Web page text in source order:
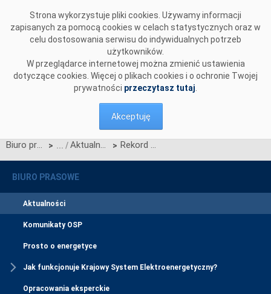
Strona wykorzystuje pliki cookies. Używamy informacji
zapisanych za pomocą cookies w celach statystycznych oraz w
celu dostosowania serwisu do indywidualnych potrzeb
użytkowników.
W przeglądarce internetowej można zmienić ustawienia
dotyczące cookies. Więcej o plikach cookies i o ochronie Twojej
prywatności przeczytasz tutaj
Akceptuję
Biuro prasowe > Aktualności > Rekord zapotrzebowania na moc w Krajowym Systemie Elektroenergetycznym
BIURO PRASOWE
Aktualności
Komunikaty OSP
Prosto o energetyce
Jak funkcjonuje Krajowy System Elektroenergetyczny?
Opracowania eksperckie